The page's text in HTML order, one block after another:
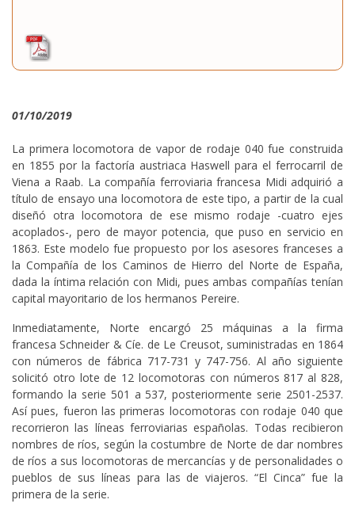
01/10/2019
La primera locomotora de vapor de rodaje 040 fue construida
en 1855 por la factoría austriaca Haswell para el ferrocarril de
Viena a Raab. La compañía ferroviaria francesa Midi adquirió a
título de ensayo una locomotora de este tipo, a partir de la cual
diseñó otra locomotora de ese mismo rodaje -cuatro ejes
acoplados-, pero de mayor potencia, que puso en servicio en
1863. Este modelo fue propuesto por los asesores franceses a
la Compañía de los Caminos de Hierro del Norte de España,
dada la íntima relación con Midi, pues ambas compañías tenían
capital mayoritario de los hermanos Pereire.
Inmediatamente, Norte encargó 25 máquinas a la firma
francesa Schneider & Cíe. de Le Creusot, suministradas en 1864
con números de fábrica 717-731 y 747-756. Al año siguiente
solicitó otro lote de 12 locomotoras con números 817 al 828,
formando la serie 501 a 537, posteriormente serie 2501-2537.
Así pues, fueron las primeras locomotoras con rodaje 040 que
recorrieron las líneas ferroviarias españolas. Todas recibieron
nombres de ríos, según la costumbre de Norte de dar nombres
de ríos a sus locomotoras de mercancías y de personalidades o
pueblos de sus líneas para las de viajeros. “El Cinca” fue la
primera de la serie.